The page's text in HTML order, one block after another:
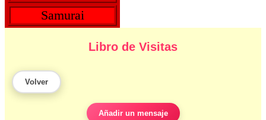
Samurai
Libro de Visitas
Volver
Añadir un mensaje